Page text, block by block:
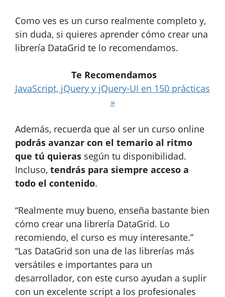
Como ves es un curso realmente completo y,
sin duda, si quieres aprender cómo crear una
librería DataGrid te lo recomendamos.
Te Recomendamos
JavaScript, jQuery y jQuery-UI en 150 prácticas
»
Además, recuerda que al ser un curso online
podrás avanzar con el temario al ritmo
que tú quieras según tu disponibilidad.
Incluso, tendrás para siempre acceso a
todo el contenido.
“Realmente muy bueno, enseña bastante bien
cómo crear una librería DataGrid. Lo
recomiendo, el curso es muy interesante.”
“Las DataGrid son una de las librerías más
versátiles e importantes para un
desarrollador, con este curso ayudan a suplir
con un excelente script a los profesionales